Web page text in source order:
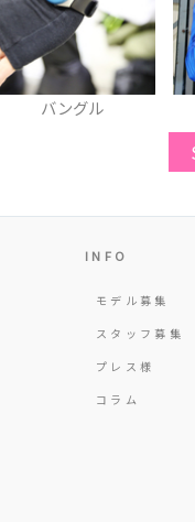
ジャンパー
INFO
モデル募集
スタッフ募集
プレス様
コラム